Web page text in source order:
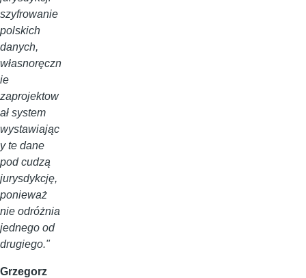
szyfrowanie
polskich
danych,
własnoręczn
ie
zaprojektow
ał system
wystawiając
y te dane
pod cudzą
jurysdykcję,
ponieważ
nie odróżnia
jednego od
drugiego."
Grzegorz